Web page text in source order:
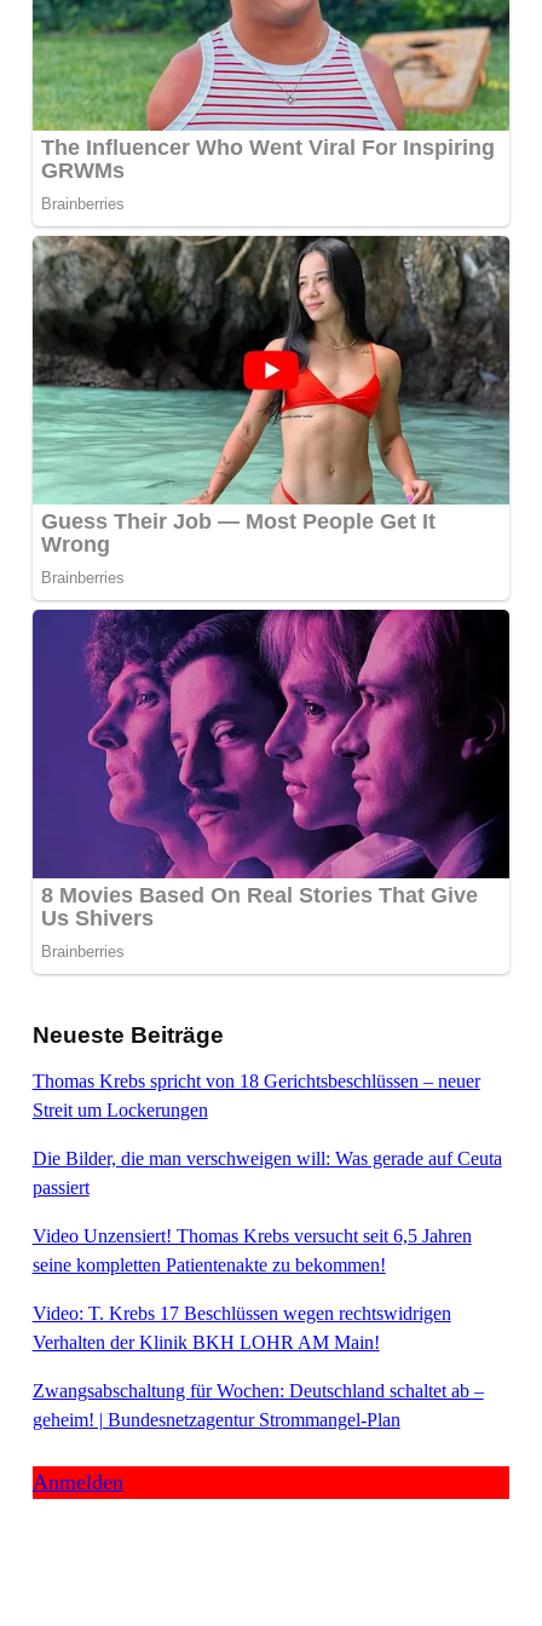
Neueste Beiträge
Thomas Krebs spricht von 18 Gerichtsbeschlüssen – neuer
Streit um Lockerungen
Die Bilder, die man verschweigen will: Was gerade auf Ceuta
passiert
Video Unzensiert! Thomas Krebs versucht seit 6,5 Jahren
seine kompletten Patientenakte zu bekommen!
Video: T. Krebs 17 Beschlüssen wegen rechtswidrigen
Verhalten der Klinik BKH LOHR AM Main!
Zwangsabschaltung für Wochen: Deutschland schaltet ab –
geheim! | Bundesnetzagentur Strommangel-Plan
Anmelden